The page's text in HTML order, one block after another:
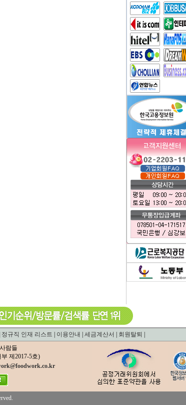
정규직 인재 리스트 이용안내 세금계산서 회원탈퇴
람들
제2017-5호)